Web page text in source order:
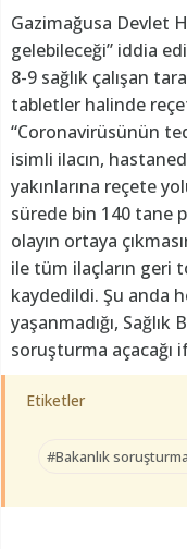
Gazimağusa Devlet
gelebileceği” iddia
8-9 sağlık çalışan
tabletler halinde
“Coronavirüsünün
isimli ilacın,
yakınlarına reçete
sürede bin 140 tane
olayın ortaya
ile tüm ilaçların geri
kaydedildi. Şu anda
yaşanmadığı, Sağlık
soruşturma açacağı
Etiketler
#Bakanlık